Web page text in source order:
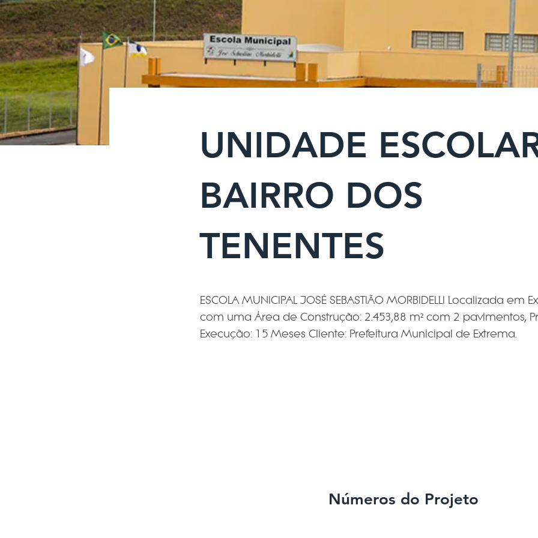
UNIDADE
BAIRRO DOS
TENENTES
ESCOLA MUNICIPAL JOSÉ SEBASTIÃO MORBIDELLI Localizada em
com uma Área de Construção: 2.453,88 m² com 2 pavimentos,
Execução: 15 Meses Cliente: Prefeitura Municipal de Extrema.
Números do Projeto